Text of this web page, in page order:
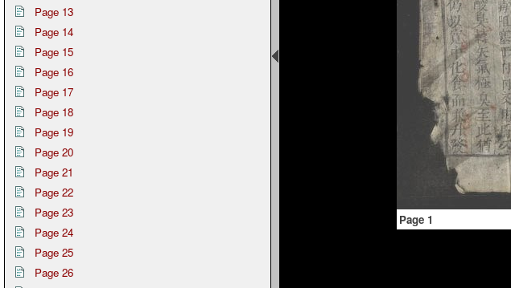
Page 13
Page 14
Page 15
Page 16
Page 17
Page 18
Page 19
Page 20
Page 21
Page 22
Page 23
Page 24
Page 25
Page 26
Page 1